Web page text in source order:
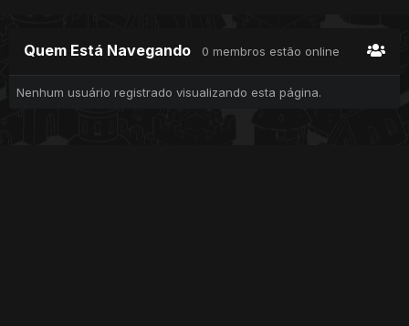
Quem Está Navegando 0 membros estão online
Nenhum usuário registrado visualizando esta página.